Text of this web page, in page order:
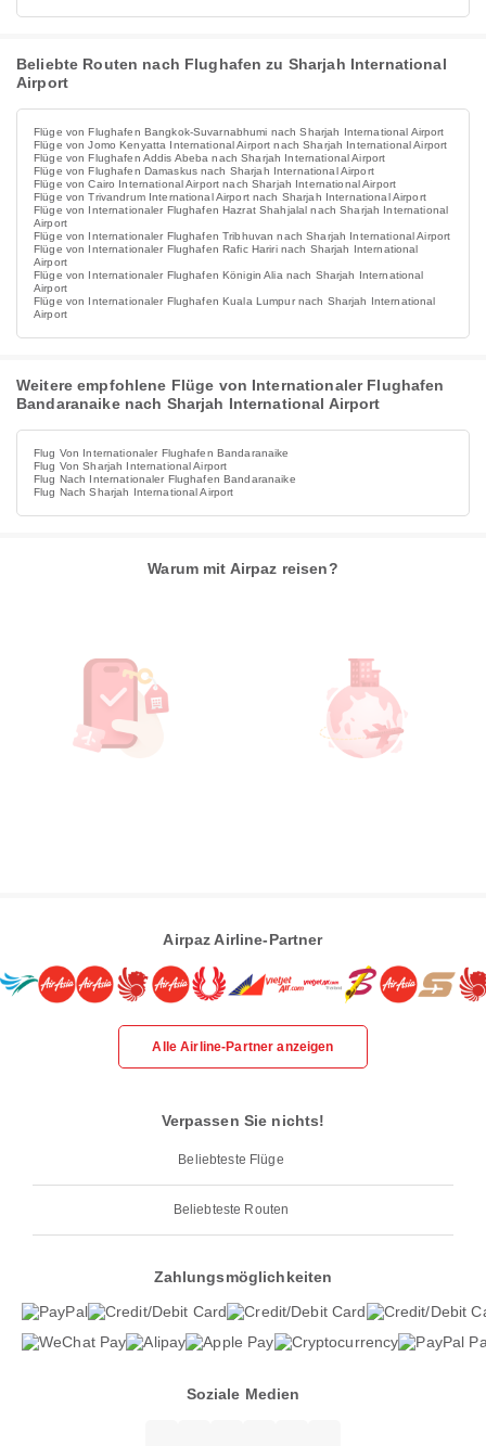
Beliebte Routen nach Flughafen zu Sharjah International
Airport
Flüge von Flughafen Bangkok-Suvarnabhumi nach Sharjah International Airport
Flüge von Jomo Kenyatta International Airport nach Sharjah International Airport
Flüge von Flughafen Addis Abeba nach Sharjah International Airport
Flüge von Flughafen Damaskus nach Sharjah International Airport
Flüge von Cairo International Airport nach Sharjah International Airport
Flüge von Trivandrum International Airport nach Sharjah International Airport
Flüge von Internationaler Flughafen Hazrat Shahjalal nach Sharjah International
Airport
Flüge von Internationaler Flughafen Tribhuvan nach Sharjah International Airport
Flüge von Internationaler Flughafen Rafic Hariri nach Sharjah International
Airport
Flüge von Internationaler Flughafen Königin Alia nach Sharjah International
Airport
Flüge von Internationaler Flughafen Kuala Lumpur nach Sharjah International
Airport
Weitere empfohlene Flüge von Internationaler Flughafen
Bandaranaike nach Sharjah International Airport
Flug Von Internationaler Flughafen Bandaranaike
Flug Von Sharjah International Airport
Flug Nach Internationaler Flughafen Bandaranaike
Flug Nach Sharjah International Airport
Warum mit Airpaz reisen?
Airpaz Airline-Partner
Alle Airline-Partner anzeigen
Verpassen Sie nichts!
Beliebteste Flüge
Beliebteste Routen
Zahlungsmöglichkeiten
Soziale Medien